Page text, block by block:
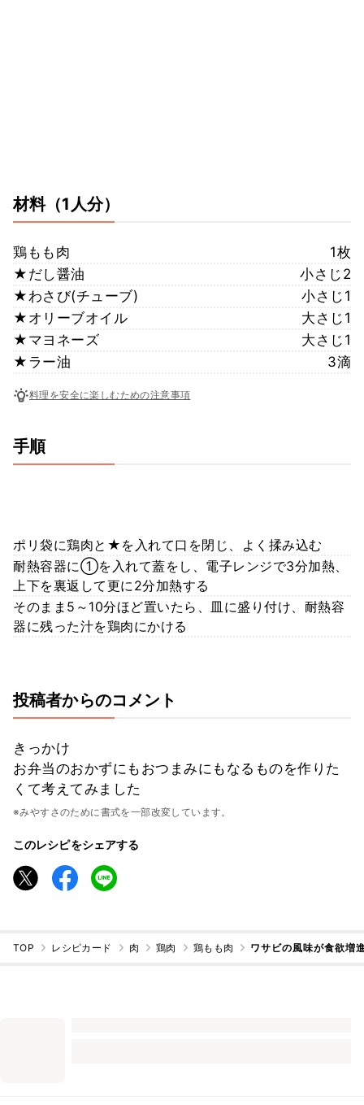
材料（1人分）
鶏もも肉
1枚
★だし醤油
小さじ2
★わさび(チューブ)
小さじ1
★オリーブオイル
大さじ1
★マヨネーズ
大さじ1
★ラー油
3滴
料理を安全に楽しむための注意事項
手順
ポリ袋に鶏肉と★を入れて口を閉じ、よく揉み込む
耐熱容器に①を入れて蓋をし、電子レンジで3分加熱、
上下を裏返して更に2分加熱する
そのまま5～10分ほど置いたら、皿に盛り付け、耐熱容
器に残った汁を鶏肉にかける
投稿者からのコメント
きっかけ
お弁当のおかずにもおつまみにもなるものを作りた
くて考えてみました
※みやすさのために書式を一部改変しています。
このレシピをシェアする
TOP レシピカード 肉 鶏肉 鶏もも肉 ワサビの風味が食欲増